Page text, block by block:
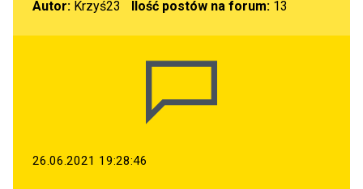
Autor: Krzyś23 Ilość postów na forum:13
26.06.2021 19:28:46